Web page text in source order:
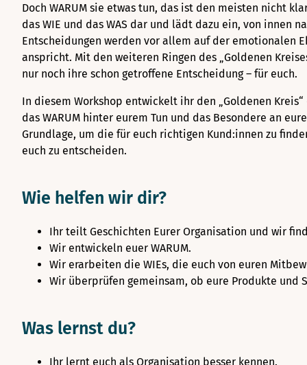
Doch WARUM sie etwas tun, das ist den meisten nicht
das WIE und das WAS dar und lädt dazu ein, von innen
Entscheidungen werden vor allem auf der emotionalen
anspricht. Mit den weiteren Ringen des „Goldenen
nur noch ihre schon getroffene Entscheidung – für euch.
In diesem Workshop entwickelt ihr den „Goldenen
das WARUM hinter eurem Tun und das Besondere an
Grundlage, um die für euch richtigen Kund:innen zu
euch zu entscheiden.
Wie helfen wir dir?
Ihr teilt Geschichten Eurer Organisation und wir
Wir entwickeln euer WARUM.
Wir erarbeiten die WIEs, die euch von euren
Wir überprüfen gemeinsam, ob eure Produkte und
Was lernst du?
Ihr lernt euch als Organisation besser kennen.